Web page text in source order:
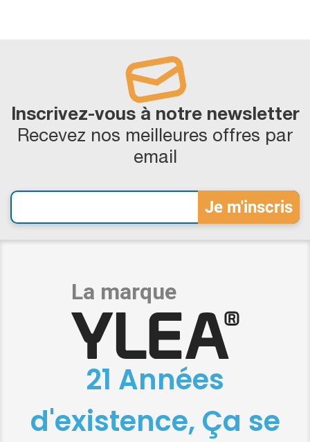
Inscrivez-vous à notre newsletter
Recevez nos meilleures offres par
email
21 Années
d'existence, Ça se